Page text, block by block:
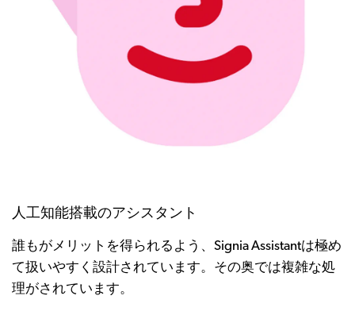
人工知能搭載のアシスタント
誰もがメリットを得られるよう、Signia Assistantは極め
て扱いやすく設計されています。その奥では複雑な処
理がされています。